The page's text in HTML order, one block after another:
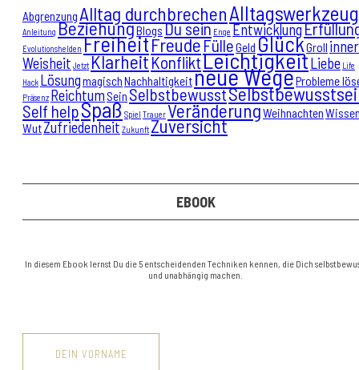
Abgrenzung Alltag durchbrechenAlltagswerkzeug
Anleitung BeziehungBlogsDu sein Enge Entwicklung
Evolutionshelden FreiheitFreudeFülleGeldGlückGroll
Weisheit JetztKlarheitKonfliktLeichtigkeitLiebe Life
Hack LösungmagischNachhaltigkeitneue WegeProbleme
Präsenz ReichtumSein Selbstbewusst
Self helpSpaßSpiel TrauerVeränderungWeihnachten
WutZufriedenheitZukunftZuversicht
EBOOK
In diesem Ebook lernst Du die 5 entscheidenden Techniken kennen, die Dich
und unabhängig machen.